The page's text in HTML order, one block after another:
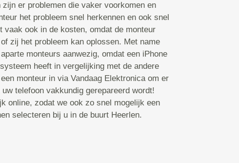
er problemen die vaker voorkomen en
het probleem snel herkennen en ook snel
vaak ook in de kosten, omdat de monteur
zij het probleem kan oplossen. Met name
monteurs aanwezig, omdat een iPhone
heeft in vergelijking met de andere
monteur in via Vandaag Elektronica om er
telefoon vakkundig gerepareerd wordt!
online, zodat we ook zo snel mogelijk een
selecteren bij u in de buurt Heerlen.